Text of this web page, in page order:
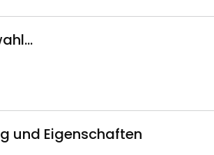
und Eigenschaften